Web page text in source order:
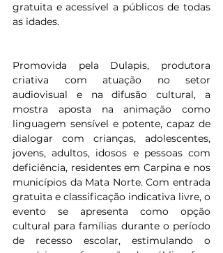
gratuita e acessível a públicos de todas
as idades.
Promovida pela Dulapis, produtora
criativa com atuação no setor
audiovisual e na difusão cultural, a
mostra aposta na animação como
linguagem sensível e potente, capaz de
dialogar com crianças, adolescentes,
jovens, adultos, idosos e pessoas com
deficiência, residentes em Carpina e nos
municípios da Mata Norte. Com entrada
gratuita e classificação indicativa livre, o
evento se apresenta como opção
cultural para famílias durante o período
de recesso escolar, estimulando o